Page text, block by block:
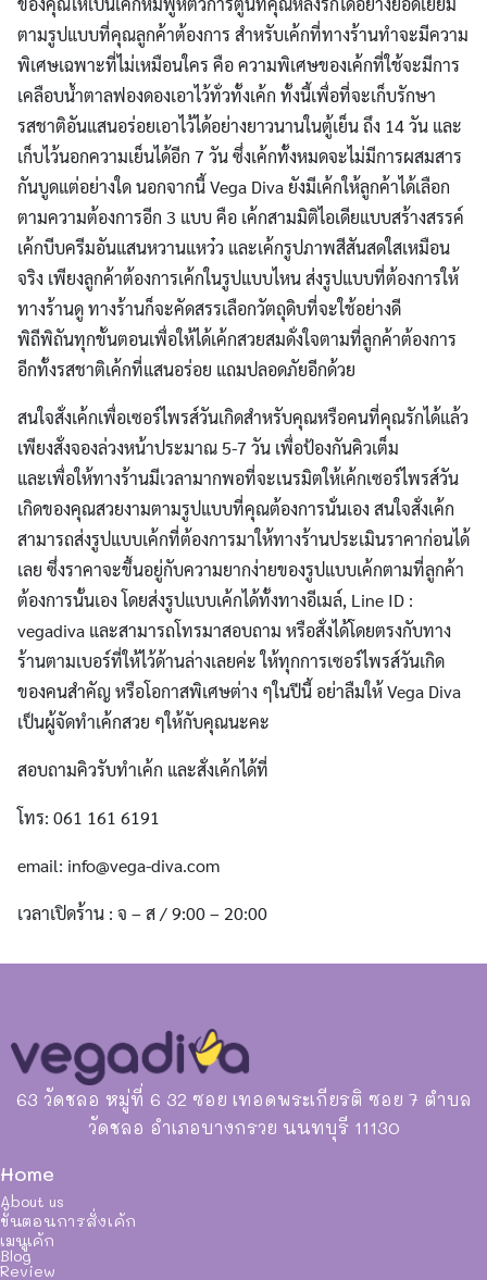
ตามรูปแบบที่คุณลูกค้าต้องการ สำหรับเค้กที่ทางร้านทำจะมีความ
พิเศษเฉพาะที่ไม่เหมือนใคร คือ ความพิเศษของเค้กที่ใช้จะมีการ
เคลือบน้ำตาลฟองดองเอาไว้ทั่วทั้งเค้ก ทั้งนี้เพื่อที่จะเก็บรักษา
รสชาติอันแสนอร่อยเอาไว้ได้อย่างยาวนานในตู้เย็น ถึง 14 วัน และ
เก็บไว้นอกความเย็นได้อีก 7 วัน ซึ่งเค้กทั้งหมดจะไม่มีการผสมสาร
กันบูดแต่อย่างใด นอกจากนี้ Vega Diva ยังมีเค้กให้ลูกค้าได้เลือก
ตามความต้องการอีก 3 แบบ คือ เค้กสามมิติไอเดียแบบสร้างสรรค์
เค้กบีบครีมอันแสนหวานแหว๋ว และเค้กรูปภาพสีสันสดใสเหมือน
จริง เพียงลูกค้าต้องการเค้กในรูปแบบไหน ส่งรูปแบบที่ต้องการให้
ทางร้านดู ทางร้านก็จะคัดสรรเลือกวัตถุดิบที่จะใช้อย่างดี
พิถีพิถันทุกขั้นตอนเพื่อให้ได้เค้กสวยสมดั่งใจตามที่ลูกค้าต้องการ
อีกทั้งรสชาติเค้กที่แสนอร่อย แถมปลอดภัยอีกด้วย
สนใจสั่งเค้กเพื่อเซอร์ไพรส์วันเกิดสำหรับคุณหรือคนที่คุณรักได้แล้ว
เพียงสั่งจองล่วงหน้าประมาณ 5-7 วัน เพื่อป้องกันคิวเต็ม
และเพื่อให้ทางร้านมีเวลามากพอที่จะเนรมิตให้เค้กเซอร์ไพรส์วัน
เกิดของคุณสวยงามตามรูปแบบที่คุณต้องการนั่นเอง สนใจสั่งเค้ก
สามารถส่งรูปแบบเค้กที่ต้องการมาให้ทางร้านประเมินราคาก่อนได้
เลย ซึ่งราคาจะขึ้นอยู่กับความยากง่ายของรูปแบบเค้กตามที่ลูกค้า
ต้องการนั้นเอง โดยส่งรูปแบบเค้กได้ทั้งทางอีเมล์, Line ID :
vegadiva และสามารถโทรมาสอบถาม หรือสั่งได้โดยตรงกับทาง
ร้านตามเบอร์ที่ให้ไว้ด้านล่างเลยค่ะ ให้ทุกการเซอร์ไพรส์วันเกิด
ของคนสำคัญ หรือโอกาสพิเศษต่าง ๆในปีนี้ อย่าลืมให้ Vega Diva
เป็นผู้จัดทำเค้กสวย ๆให้กับคุณนะคะ
สอบถามคิวรับทำเค้ก และสั่งเค้กได้ที่
โทร: 061 161 6191
email: info@vega-diva.com
เวลาเปิดร้าน : จ – ส / 9:00 – 20:00
63 วัดชลอ หมู่ที่ 6 32 ซอย เทอดพระเกียรติ ซอย 7 ตำบล
วัดชลอ อำเภอบางกรวย นนทบุรี 11130
Home
About us
ขั้นตอนการสั่งเค้ก
เมนูเค้ก
Blog
Review